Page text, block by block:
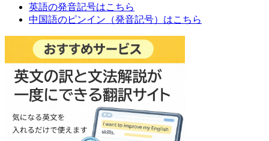
英語の発音記号はこちら
中国語のピンイン（発音記号）はこちら